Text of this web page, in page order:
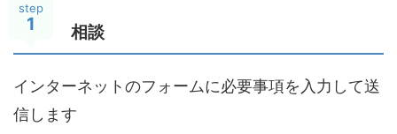
step
1 相談
インターネットのフォームに必要事項を入力して送
信します